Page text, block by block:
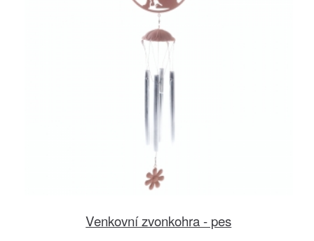
Venkovní zvonkohra - pes